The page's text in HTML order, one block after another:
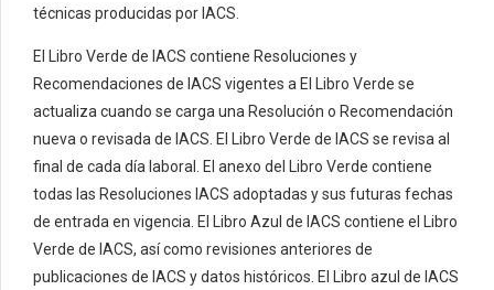
técnicas producidas por IACS.
El Libro Verde de IACS contiene Resoluciones y
Recomendaciones de IACS vigentes a El Libro Verde se
actualiza cuando se carga una Resolución o Recomendación
nueva o revisada de IACS. El Libro Verde de IACS se revisa al
final de cada día laboral. El anexo del Libro Verde contiene
todas las Resoluciones IACS adoptadas y sus futuras fechas
de entrada en vigencia. El Libro Azul de IACS contiene el Libro
Verde de IACS, así como revisiones anteriores de
publicaciones de IACS y datos históricos. El Libro azul de IACS